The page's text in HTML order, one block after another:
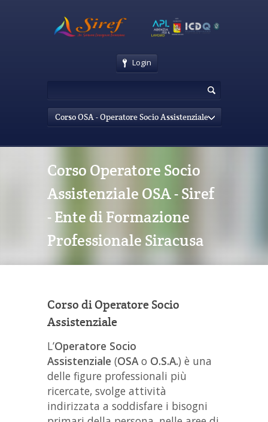
Login
Corso OSA - Operatore Socio Assistenziale
Corso Operatore Socio
Assistenziale OSA - Siref
- Ente di Formazione
Professionale Siracusa
Corso di Operatore Socio
Assistenziale
L’Operatore Socio
Assistenziale (OSAo O.S.A.) è una
delle figure professionali più
ricercate, svolge attività
indirizzata a soddisfare i bisogni